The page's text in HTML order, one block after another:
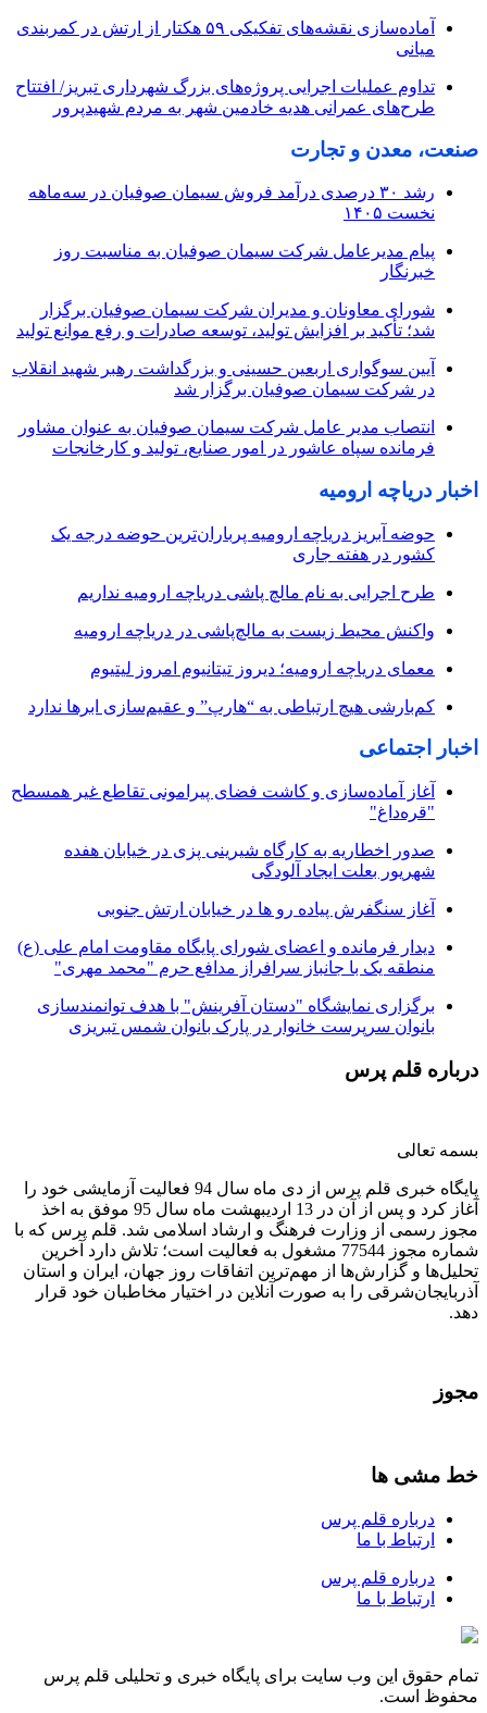
آماده‌سازی نقشه‌های تفکیکی ۵۹ هکتار از ارتش در کمربندی
میانی
تداوم عملیات اجرایی پروژه‌های بزرگ شهرداری تبریز/ افتتاح
طرح‌های عمرانی هدیه خادمین شهر به مردم شهیدپرور
صنعت، معدن و تجارت
رشد ۳۰ درصدی درآمد فروش سیمان صوفیان در سه‌ماهه
نخست ۱۴۰۵
پیام مدیرعامل شرکت سیمان صوفیان به مناسبت روز
خبرنگار
شورای معاونان و مدیران شرکت سیمان صوفیان برگزار
شد؛ تأکید بر افزایش تولید، توسعه صادرات و رفع موانع تولید
آیین سوگواری اربعین حسینی و بزرگداشت رهبر شهید انقلاب
در شرکت سیمان صوفیان برگزار شد
انتصاب مدیر عامل شرکت سیمان صوفیان به عنوان مشاور
فرمانده سپاه عاشور در امور صنایع، تولید و کارخانجات
اخبار دریاچه ارومیه
حوضه آبریز دریاچه ارومیه پرباران‌ترین حوضه‌ درجه یک
کشور در هفته جاری
طرح اجرایی به نام مالچ پاشی دریاچه ارومیه نداریم
واکنش محیط زیست به مالچ‌پاشی در دریاچه ارومیه
معمای دریاچه ارومیه؛ دیروز تیتانیوم امروز لیتیوم
کم‌بارشی هیچ ارتباطی به “هارپ” و عقیم‌سازی ابرها ندارد
اخبار اجتماعی
آغاز آماده‌سازی و کاشت فضای پیرامونی تقاطع غیر همسطح
"قره‌داغ"
صدور اخطاریه به کارگاه شیرینی پزی در خیابان هفده
شهریور بعلت ایجاد آلودگی
آغاز سنگفرش پیاده رو ها در خیابان ارتش جنوبی
دیدار فرمانده و اعضای شورای پایگاه مقاومت امام علی (ع)
منطقه یک با جانباز سرافراز مدافع حرم "محمد مهری"
برگزاری نمایشگاه "دستان آفرینش" با هدف توانمندسازی
بانوان سرپرست خانوار در پارک بانوان شمس تبریزی
درباره قلم پرس
بسمه تعالی
پایگاه خبری قلم پرس از دی ماه سال 94 فعالیت آزمایشی خود را
آغاز کرد و پس از آن در 13 اردیبهشت ماه سال 95 موفق به اخذ
مجوز رسمی از وزارت فرهنگ و ارشاد اسلامی شد. قلم پرس که با
شماره مجوز 77544 مشغول به فعالیت است؛ تلاش دارد آخرین
تحلیل‌ها و گزارش‌ها از مهم‌ترین اتفاقات روز جهان، ایران و استان
آذربایجان‌شرقی را به صورت آنلاین در اختیار مخاطبان خود قرار
دهد.
مجوز
خط مشی ها
درباره قلم پرس
ارتباط با ما
درباره قلم پرس
ارتباط با ما
تمام حقوق این وب سایت برای پایگاه خبری و تحلیلی قلم پرس
محفوظ است.